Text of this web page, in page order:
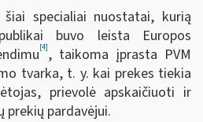
specialiai nuostatai, kurią
buvo leista Europos
[4], taikoma įprasta PVM
tvarka, t. y. kai prekes tiekia
prievolė apskaičiuoti ir
prekių pardavėjui.